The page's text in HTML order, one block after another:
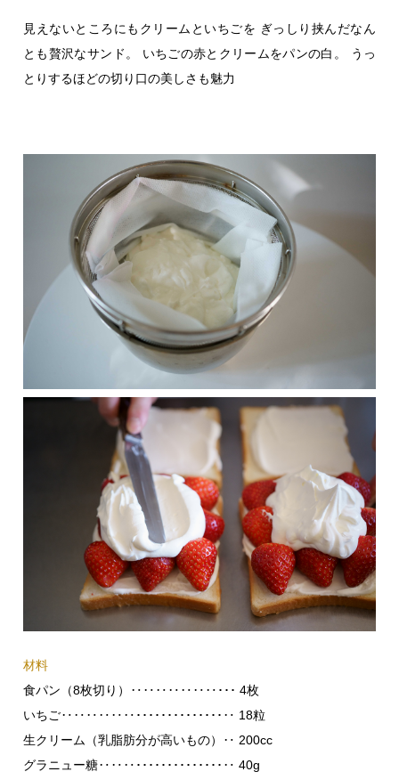
見えないところにもクリームといちごを ぎっしり挟んだなん
とも贅沢なサンド。
いちごの赤とクリームをパンの白。
うっ
とりするほどの切り口の美しさも魅力
材料
食パン（8枚切り）‥‥‥‥‥‥‥･･･ 4枚
いちご‥‥‥‥‥‥･･････････････‥ 18粒
生クリーム（乳脂肪分が高いもの）‥ 200cc
グラニュー糖‥‥‥･･････････････‥ 40g